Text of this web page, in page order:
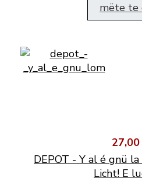
mëte te
DEPOT - Y al é gnü
Licht! E